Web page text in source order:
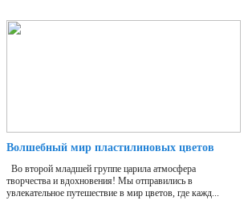
Волшебный мир пластилиновых цветов
Во второй младшей группе царила атмосфера
творчества и вдохновения! Мы отправились в
увлекательное путешествие в мир цветов, где кажд...